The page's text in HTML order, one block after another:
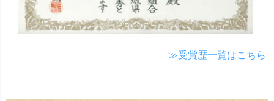
≫受賞歴一覧はこちら